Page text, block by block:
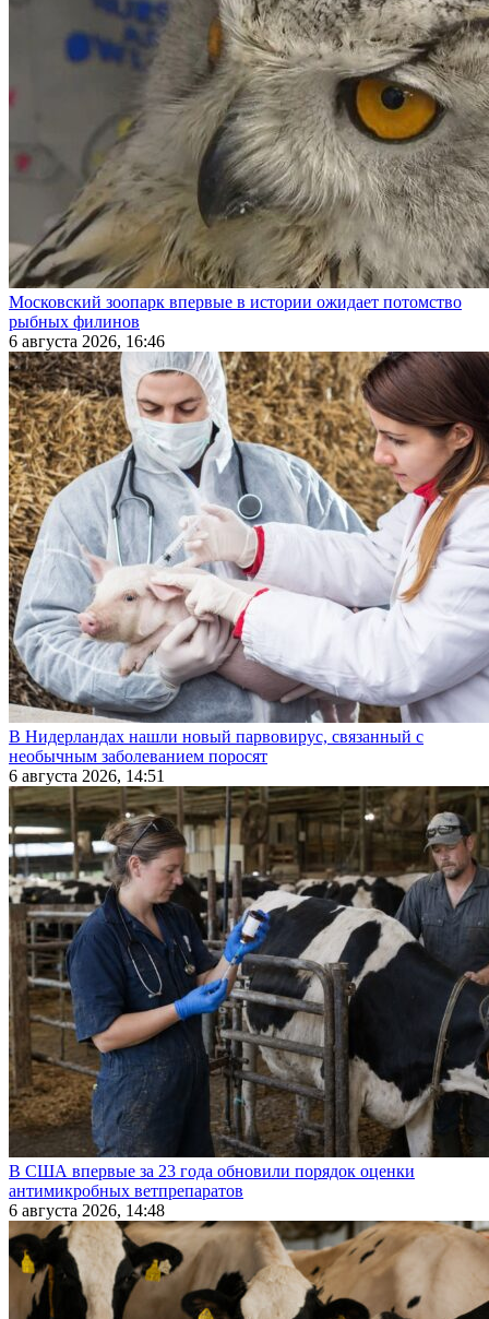
Московский зоопарк впервые в истории ожидает потомство
рыбных филинов
6 августа 2026, 16:46
В Нидерландах нашли новый парвовирус, связанный с
необычным заболеванием поросят
6 августа 2026, 14:51
В США впервые за 23 года обновили порядок оценки
антимикробных ветпрепаратов
6 августа 2026, 14:48